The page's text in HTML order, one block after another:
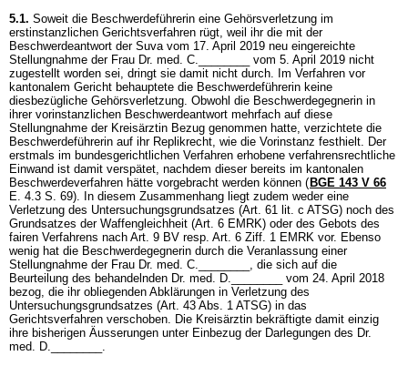
5.1. Soweit die Beschwerdeführerin eine Gehörsverletzung im
erstinstanzlichen Gerichtsverfahren rügt, weil ihr die mit der
Beschwerdeantwort der Suva vom 17. April 2019 neu eingereichte
Stellungnahme der Frau Dr. med. C.________ vom 5. April 2019 nicht
zugestellt worden sei, dringt sie damit nicht durch. Im Verfahren vor
kantonalem Gericht behauptete die Beschwerdeführerin keine
diesbezügliche Gehörsverletzung. Obwohl die Beschwerdegegnerin in
ihrer vorinstanzlichen Beschwerdeantwort mehrfach auf diese
Stellungnahme der Kreisärztin Bezug genommen hatte, verzichtete die
Beschwerdeführerin auf ihr Replikrecht, wie die Vorinstanz festhielt. Der
erstmals im bundesgerichtlichen Verfahren erhobene verfahrensrechtliche
Einwand ist damit verspätet, nachdem dieser bereits im kantonalen
Beschwerdeverfahren hätte vorgebracht werden können ( BGE 143 V 66
E. 4.3 S. 69). In diesem Zusammenhang liegt zudem weder eine
Verletzung des Untersuchungsgrundsatzes (Art. 61 lit. c ATSG) noch des
Grundsatzes der Waffengleichheit (Art. 6 EMRK) oder des Gebots des
fairen Verfahrens nach Art. 9 BV resp. Art. 6 Ziff. 1 EMRK vor. Ebenso
wenig hat die Beschwerdegegnerin durch die Veranlassung einer
Stellungnahme der Frau Dr. med. C.________, die sich auf die
Beurteilung des behandelnden Dr. med. D.________ vom 24. April 2018
bezog, die ihr obliegenden Abklärungen in Verletzung des
Untersuchungsgrundsatzes (Art. 43 Abs. 1 ATSG) in das
Gerichtsverfahren verschoben. Die Kreisärztin bekräftigte damit einzig
ihre bisherigen Äusserungen unter Einbezug der Darlegungen des Dr.
med. D.________.